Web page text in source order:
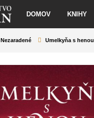
DOMOV KNIHY
Nezaradené Umelkyňa s henou